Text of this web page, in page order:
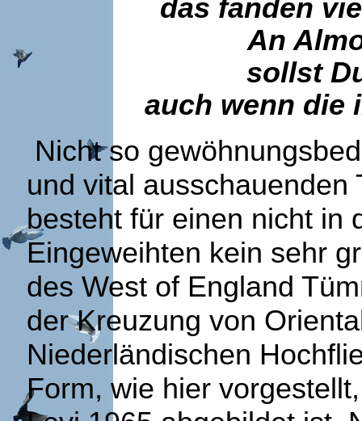
das fanden
An
sollst
auch wenn die
Nicht so
und vital
besteht für einen nicht in
Eingeweihten kein sehr
des West of England
der Kreuzung von
Niederländischen
Form, wie hier